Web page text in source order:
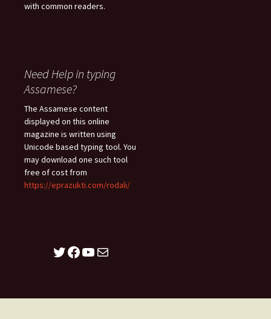
with common readers.
Need Help in typing
Assamese?
The Assamese content
displayed on this online
magazine is written using
Unicode based typing tool. You
may download one such tool
free of cost from
https://eprazukti.com/rodali/
Twitter
Facebook
YouTube
Mail